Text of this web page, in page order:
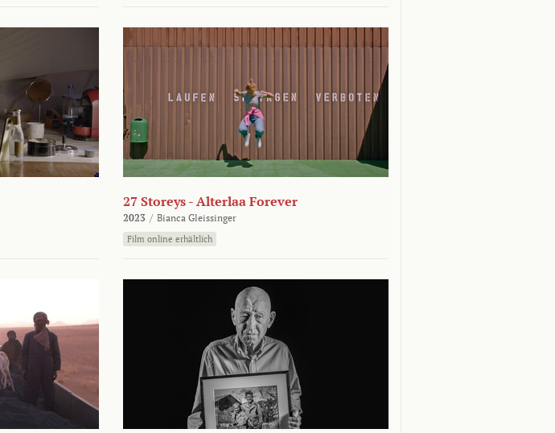
27 Storeys - Alterlaa Forever
2023 / Bianca Gleissinger
Film online erhältlich